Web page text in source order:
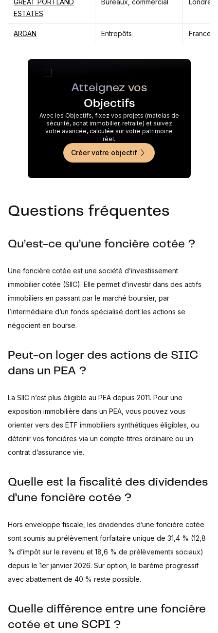
ESTATES
ARGAN Entrepôts France
Atteignez vos
Objectifs
Avec les Objectifs, fixez vos projets (matelas de
sécurité, achat immobilier, retraite) et suivez
votre avancée, calculée sur votre patrimoine
réel.
Créer votre objectif
Questions fréquentes
Qu’est-ce qu’une foncière cotée ?
Une foncière cotée est une société d’investissement
immobilier cotée (SIIC). Elle permet d’investir dans des actifs
immobiliers en passant par le marché boursier, par
l’intermédiaire d’un fonds spécialisé dont les actions se
négocient en bourse.
Peut-on loger des actions de SIIC
dans un PEA ?
La SIIC n’est plus éligible au PEA depuis 2011. Pour une
exposition immobilière dans un PEA, vous pouvez vous
orienter vers des ETF immobiliers synthétiques éligibles, ou
détenir vos foncières via un compte-titres ordinaire ou un
contrat d’assurance vie.
Quelle est la fiscalité des dividendes
d’une foncière cotée ?
Hors enveloppe fiscale, les dividendes d’une foncière cotée
sont soumis au prélèvement forfaitaire unique de 31,4 % (12,8
% d’impôt sur le revenu et 18,6 % de prélèvements sociaux)
depuis le 1er janvier 2026. Sur option, le barème progressif
avec abattement de 40 % reste possible.
Quelle différence entre une foncière
cotée et une SCPI ?